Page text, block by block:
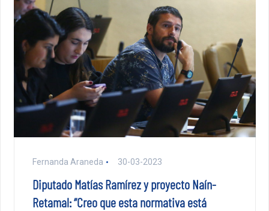
Fernanda Araneda 30-03-2023
Diputado Matías Ramírez y proyecto Naín-
Retamal: “Creo que esta normativa está